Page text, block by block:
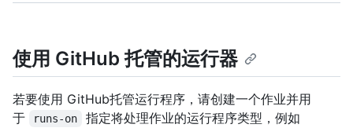
使用 GitHub 托管的运行器
若要使用 GitHub托管运行程序，请创建一个作业并用
于
runs-on 指定将处理作业的运行程序类型，例如